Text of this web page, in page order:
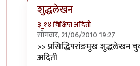
शुद्धलेखन
३_१४ विक्षिप्त अदिती
सोमवार, 21/06/2010 19:27
In reply toफालतु.byबिपिन
>> प्रसिद्धिपरांङमुख शुद्धलेखन
अदिती